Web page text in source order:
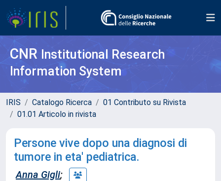
CNR Institutional Research
Information System
IRIS Catalogo Ricerca
01 Contributo su Rivista
01.01 Articolo in rivista
Persone vive dopo una diagnosi di
tumore in eta' pediatrica.
Anna Gigli;